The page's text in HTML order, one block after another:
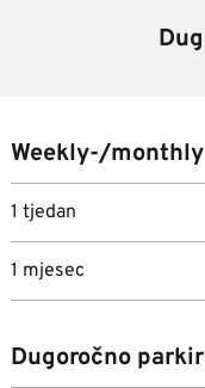
Weekly-/
1 tjedan
1 mjesec
Dugoročno